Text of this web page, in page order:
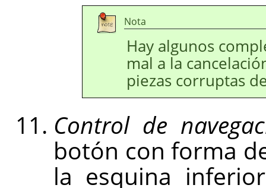
Nota
Hay algunos
mal a la
piezas corruptas
Control de
botón con forma
la esquina